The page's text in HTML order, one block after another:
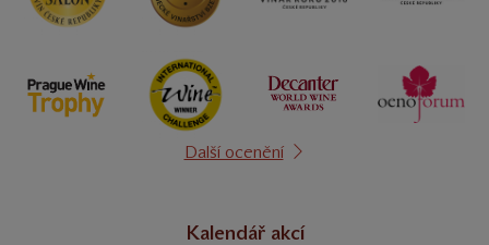
Další ocenění
Kalendář akcí